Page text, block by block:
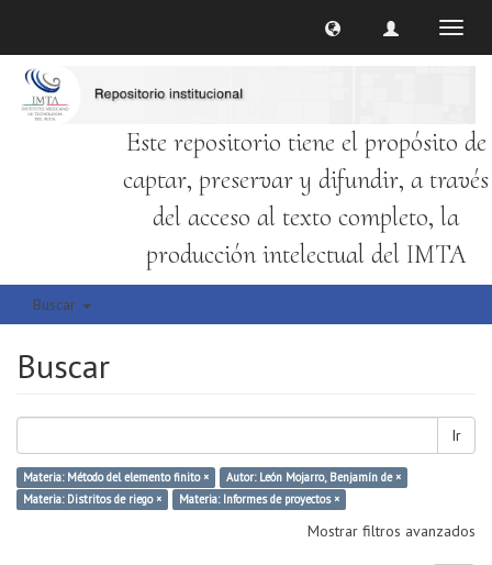
Este repositorio tiene el propósito de
captar, preservar y difundir, a través
del acceso al texto completo, la
producción intelectual del IMTA
Buscar
Buscar
Ir
Materia: Método del elemento finito ×
Autor: León Mojarro, Benjamín de ×
Materia: Distritos de riego ×
Materia: Informes de proyectos ×
Mostrar filtros avanzados